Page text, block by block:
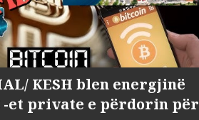
KESH blen energjinë
-et private e përdorin për